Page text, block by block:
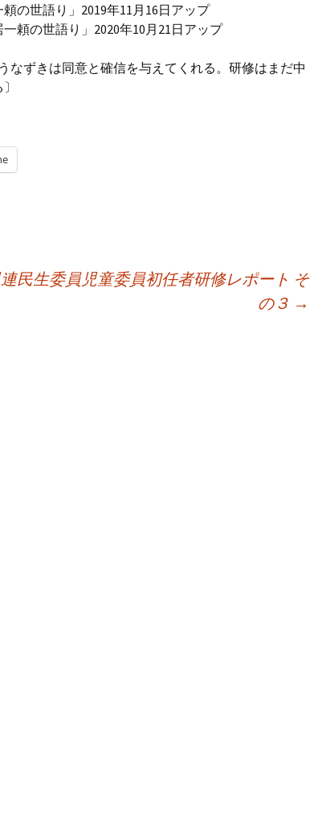
の世語り」2019年11月16日アップ
頼の世語り」2020年10月21日アップ
なずきは同意と確信を与えてくれる。研修はまだ中
民生委員児童委員初任者研修レポート そ
の３ →